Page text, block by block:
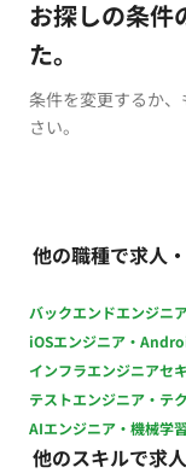
お探しの条件
た。
条件を変更するか
さい。
他の職種で求人
バックエンドエンジニ
iOSエンジニア・
インフラエンジニアセ
テストエンジニア・テ
AIエンジニア・機械学
他のスキルで求